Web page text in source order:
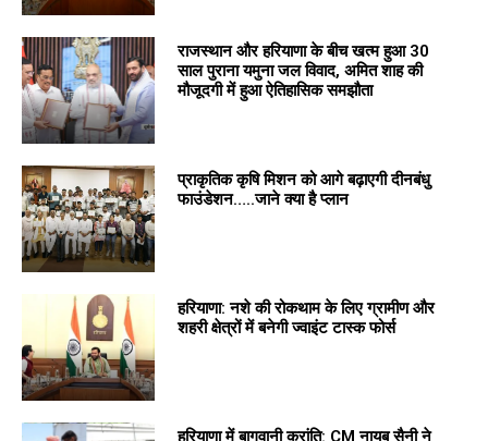
राजस्थान और हरियाणा के बीच खत्म हुआ 30
साल पुराना यमुना जल विवाद, अमित शाह की
मौजूदगी में हुआ ऐतिहासिक समझौता
प्राकृतिक कृषि मिशन को आगे बढ़ाएगी दीनबंधु
फाउंडेशन…..जाने क्या है प्लान
हरियाणा: नशे की रोकथाम के लिए ग्रामीण और
शहरी क्षेत्रों में बनेगी ज्वाइंट टास्क फोर्स
हरियाणा में बागवानी क्रांति: CM नायब सैनी ने